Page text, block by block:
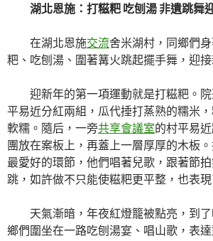
湖北恩施：打糍粑 吃刨湯 非遺跳舞
在湖北恩施交流舍米湖村，同鄉們
粑、吃刨湯、圍著篝火跳起擺手舞，迎接
迎新年的第一項運動就是打糍粑。
平易近分紅兩組，瓜代捶打蒸熟的糯米
軟糯。隨后，一旁共享會議室的村平易
團放在案板上，再蓋上一層厚厚的木板
最愛好的環節，他們唱著兒歌，跟著節
跳，如許做不只能使糍粑更平整，也表現
天氣漸暗，年夜紅燈籠被點亮，到
鄉們圍坐在一路吃刨湯宴、唱山歌，表